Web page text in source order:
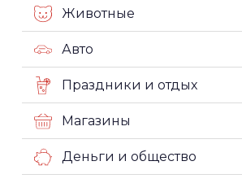
Животные
Авто
Праздники и отдых
Магазины
Деньги и общество